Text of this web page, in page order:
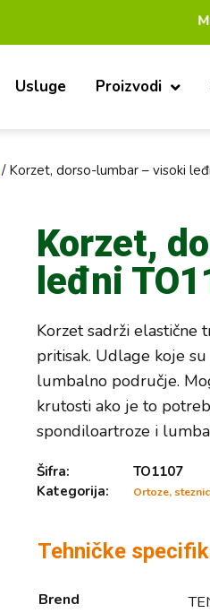
Mi
Usluge Proizvodi
/ Korzet, dorso-lumbar – visoki
Korzet,
leđni
Korzet sadrži
pritisak. Udlage koje
lumbalno područje.
krutosti ako je to
spondiloartroze i
Šifra:
TO1107
Kategorija:
Ortoze,
Tehničke
Brend